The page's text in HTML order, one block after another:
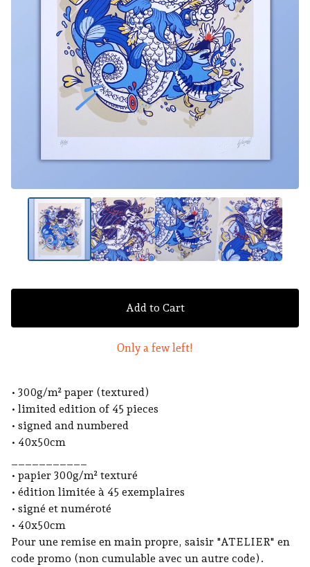
Add to Cart
Only a few left!
• 300g/m² paper (textured)
• limited edition of 45 pieces
• signed and numbered
• 40x50cm
• papier 300g/m² texturé
• édition limitée à 45 exemplaires
• signé et numéroté
• 40x50cm
Pour une remise en main propre, saisir "ATELIER" en
code promo (non cumulable avec un autre code).